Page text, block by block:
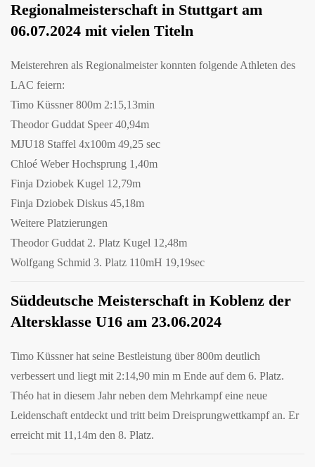
Regionalmeisterschaft in Stuttgart am
06.07.2024 mit vielen Titeln
Meisterehren als Regionalmeister konnten folgende Athleten des
LAC feiern:
Timo Küssner 800m 2:15,13min
Theodor Guddat Speer 40,94m
MJU18 Staffel 4x100m 49,25 sec
Chloé Weber Hochsprung 1,40m
Finja Dziobek Kugel 12,79m
Finja Dziobek Diskus 45,18m
Weitere Platzierungen
Theodor Guddat 2. Platz Kugel 12,48m
Wolfgang Schmid 3. Platz 110mH 19,19sec
Süddeutsche Meisterschaft in Koblenz der
Altersklasse U16 am 23.06.2024
Timo Küssner hat seine Bestleistung über 800m deutlich
verbessert und liegt mit 2:14,90 min m Ende auf dem 6. Platz.
Théo hat in diesem Jahr neben dem Mehrkampf eine neue
Leidenschaft entdeckt und tritt beim Dreisprungwettkampf an. Er
erreicht mit 11,14m den 8. Platz.